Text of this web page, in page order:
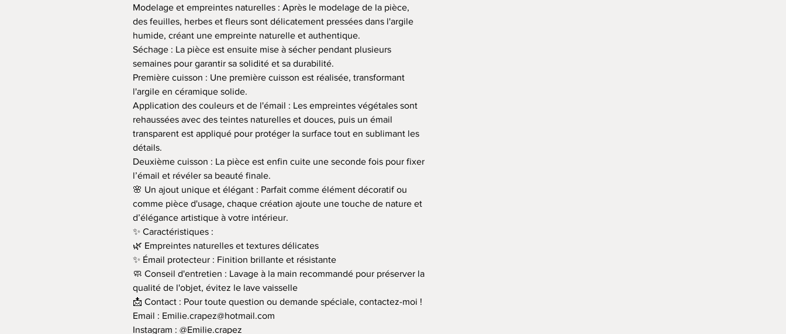
Modelage et empreintes naturelles : Après le modelage de la pièce,
des feuilles, herbes et fleurs sont délicatement pressées dans l'argile
humide, créant une empreinte naturelle et authentique.
Séchage : La pièce est ensuite mise à sécher pendant plusieurs
semaines pour garantir sa solidité et sa durabilité.
Première cuisson : Une première cuisson est réalisée, transformant
l'argile en céramique solide.
Application des couleurs et de l'émail : Les empreintes végétales sont
rehaussées avec des teintes naturelles et douces, puis un émail
transparent est appliqué pour protéger la surface tout en sublimant les
détails.
Deuxième cuisson : La pièce est enfin cuite une seconde fois pour fixer
l’émail et révéler sa beauté finale.
🌸 Un ajout unique et élégant : Parfait comme élément décoratif ou
comme pièce d'usage, chaque création ajoute une touche de nature et
d’élégance artistique à votre intérieur.
✨ Caractéristiques :
🌿 Empreintes naturelles et textures délicates
✨ Émail protecteur : Finition brillante et résistante
🧼 Conseil d'entretien : Lavage à la main recommandé pour préserver la
qualité de l'objet, évitez le lave vaisselle
📩 Contact : Pour toute question ou demande spéciale, contactez-moi !
Email : Emilie.crapez@hotmail.com
Instagram : @Emilie.crapez